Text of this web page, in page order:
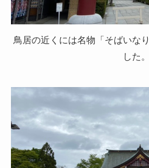
鳥居の近くには名物「そばいな
した。